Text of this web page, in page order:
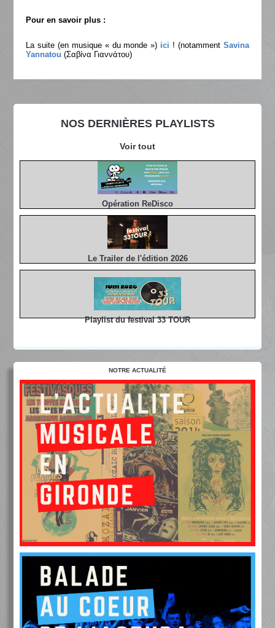
NOS DERNIÈRES PLAYLISTS
Voir tout
Opération ReDisco
Le Trailer de l'édition 2026
Playlist du festival 33 TOUR
Pour en savoir plus :
La suite (en musique « du monde ») ici ! (notamment Savina
Yannatou (Σαβίνα Γιαννάτου)
NOTRE ACTUALITÉ